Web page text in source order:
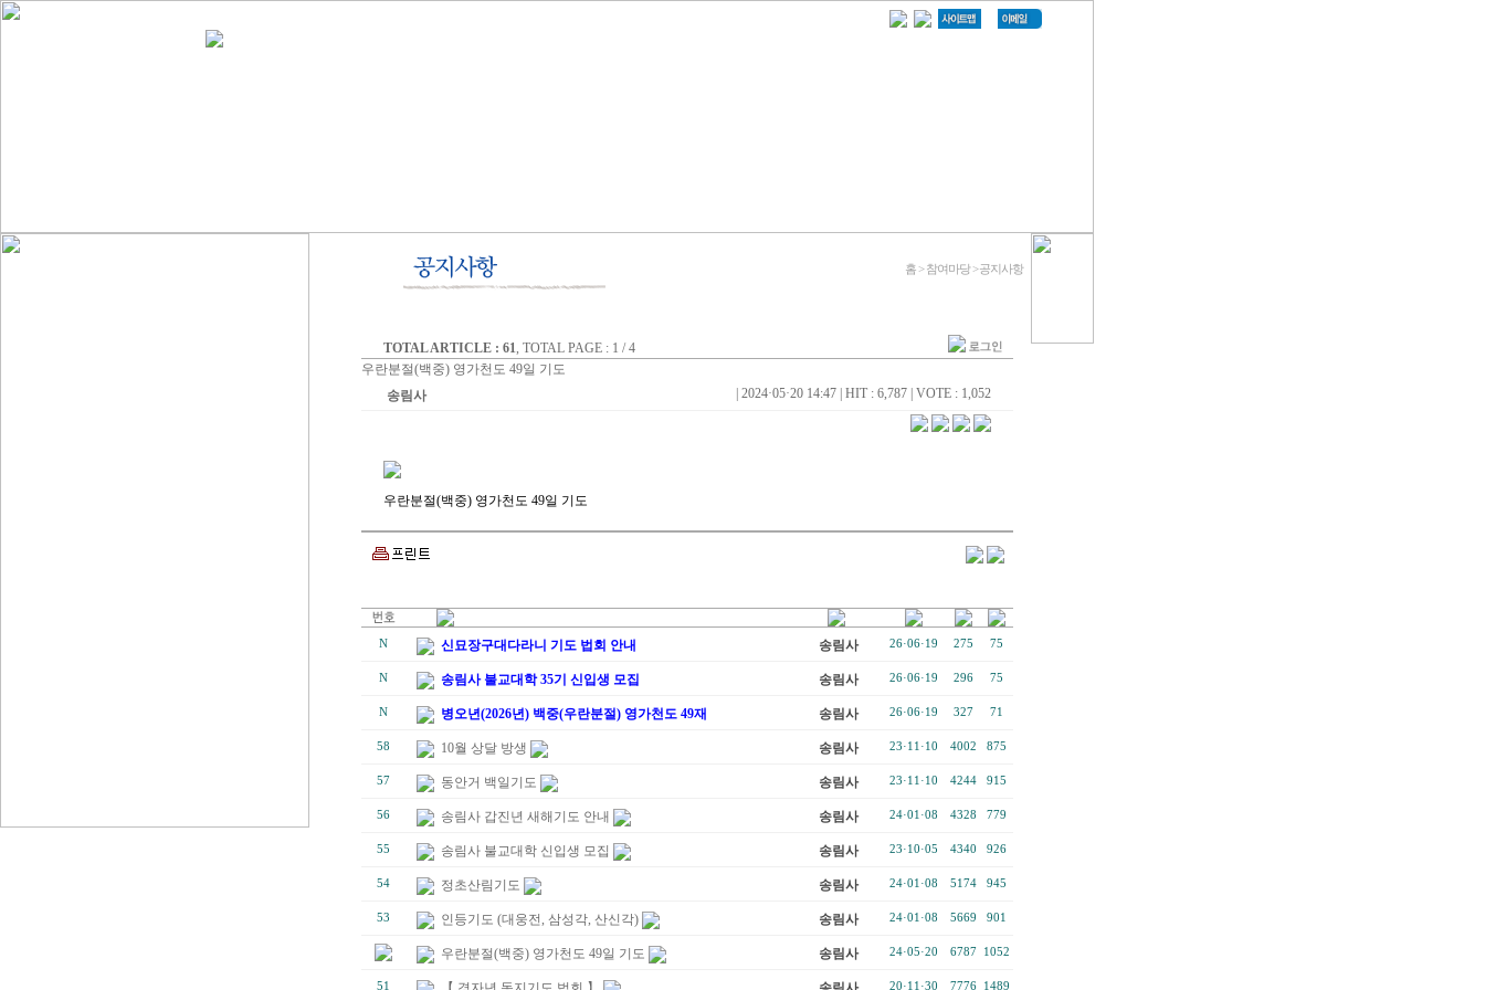
홈 > 참여마당 > 공지사항
TOTAL ARTICLE : 61, TOTAL PAGE : 1 / 4
우란분절(백중) 영가천도 49일 기도
송림사
2024·05·20 14:47 HIT : 6,787 VOTE : 1,052
우란분절(백중) 영가천도 49일 기도
N 신묘장구대다라니 기도 법회 안내 송림사 26·06·19 275 75
N 송림사 불교대학 35기 신입생 모집 송림사 26·06·19 296 75
N 병오년(2026년) 백중(우란분절) 영가천도 49재 송림사 26·06·19 327 71
58 10월 상달 방생 송림사 23·11·10 4002 875
57 동안거 백일기도 송림사 23·11·10 4244 915
56 송림사 갑진년 새해기도 안내 송림사 24·01·08 4328 779
55 송림사 불교대학 신입생 모집 송림사 23·10·05 4340 926
54 정초산림기도 송림사 24·01·08 5174 945
53 인등기도 (대웅전, 삼성각, 산신각) 송림사 24·01·08 5669 901
우란분절(백중) 영가천도 49일 기도 송림사 24·05·20 6787 1052
51 20·11·30 7776 1489